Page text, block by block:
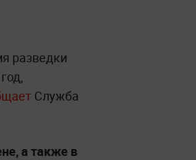
разведки
Служба
а также в